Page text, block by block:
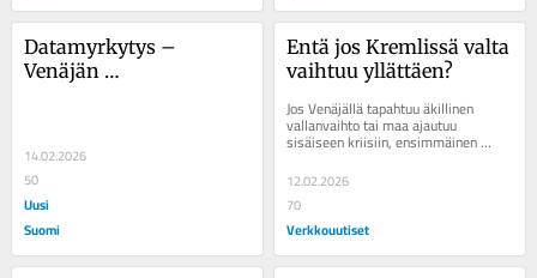
Datamyrkytys –
Venäjän
14.02.2026
50
Uusi
Suomi
Entä jos Kremlissä valta
vaihtuu yllättäen?
Jos Venäjällä tapahtuu äkillinen
vallanvaihto tai maa ajautuu
sisäiseen kriisiin, ensimmäinen
kysymys ei ole, kuka voittaa
Moskovassa....
12.02.2026
70
Verkkouutiset